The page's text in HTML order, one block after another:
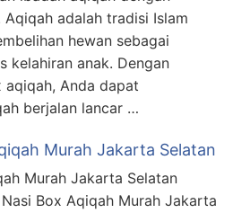
adalah tradisi Islam
hewan sebagai
kelahiran anak. Dengan
aqiqah, Anda dapat
berjalan lancar …
Murah Jakarta Selatan
Murah Jakarta Selatan
Box Aqiqah Murah Jakarta